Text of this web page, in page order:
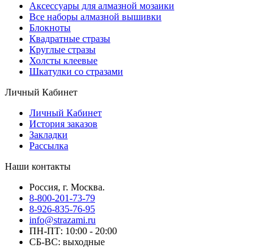
Аксессуары для алмазной мозаики
Все наборы алмазной вышивки
Блокноты
Квадратные стразы
Круглые стразы
Холсты клеевые
Шкатулки со стразами
Личный Кабинет
Личный Кабинет
История заказов
Закладки
Рассылка
Наши контакты
Россия, г. Москва.
8-800-201-73-79
8-926-835-76-95
info@strazami.ru
ПН-ПТ: 10:00 - 20:00
СБ-ВС: выходные